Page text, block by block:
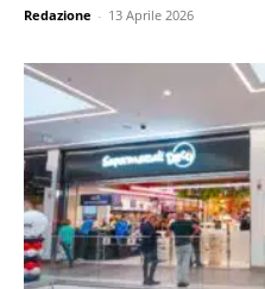
Redazione - 13 Aprile 2026